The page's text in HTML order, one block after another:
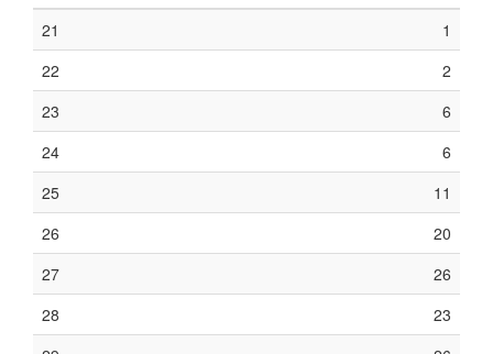
21
1
22
2
23
6
24
6
25
11
26
20
27
26
28
23